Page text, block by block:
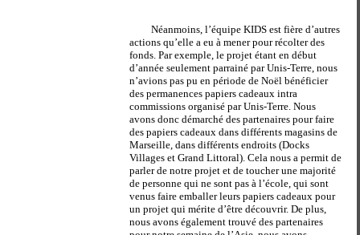
Néanmoins, l’équipe KIDS est fière d’autres
actions qu’elle a eu à mener pour récolter des
fonds. Par exemple, le projet étant en début
d’année seulement parrainé par Unis-Terre, nous
n’avions pas pu en période de Noël bénéficier
des permanences papiers cadeaux intra
commissions organisé par Unis-Terre. Nous
avons donc démarché des partenaires pour faire
des papiers cadeaux dans différents magasins de
Marseille, dans différents endroits (Docks
Villages et Grand Littoral). Cela nous a permit de
parler de notre projet et de toucher une majorité
de personne qui ne sont pas à l’école, qui sont
venus faire emballer leurs papiers cadeaux pour
un projet qui mérite d’être découvrir. De plus,
nous avons également trouvé des partenaires